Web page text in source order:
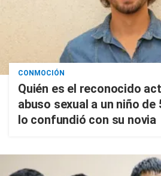
CONMOCIÓN
Quién es el reconocido
abuso sexual a un niño de
lo confundió con su novia